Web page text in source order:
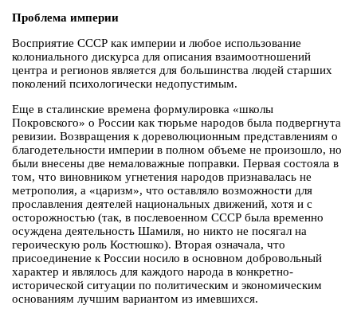
Проблема империи
Восприятие СССР как империи и любое использование
колониального дискурса для описания взаимоотношений
центра и регионов является для большинства людей старших
поколений психологически недопустимым.
Еще в сталинские времена формулировка «школы
Покровского» о России как тюрьме народов была подвергнута
ревизии. Возвращения к дореволюционным представлениям о
благодетельности империи в полном объеме не произошло, но
были внесены две немаловажные поправки. Первая состояла в
том, что виновником угнетения народов признавалась не
метрополия, а «царизм», что оставляло возможности для
прославления деятелей национальных движений, хотя и с
осторожностью (так, в послевоенном СССР была временно
осуждена деятельность Шамиля, но никто не посягал на
героическую роль Костюшко). Вторая означала, что
присоединение к России носило в основном добровольный
характер и являлось для каждого народа в конкретно-
исторической ситуации по политическим и экономическим
основаниям лучшим вариантом из имевшихся.